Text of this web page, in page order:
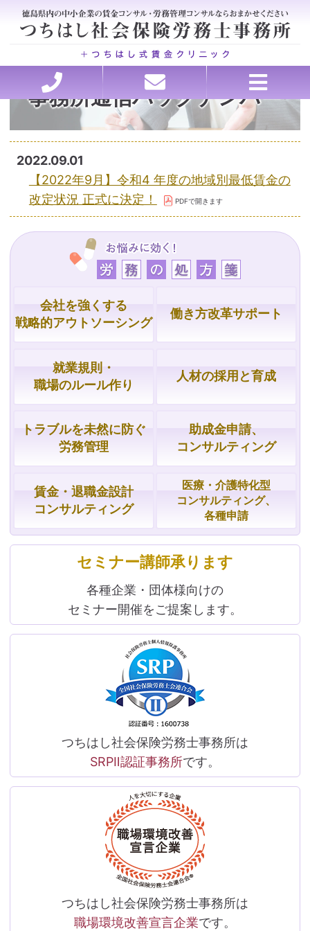
ホーム
労務の処方箋
ごあいさつ
理念・行動指針
お客様の声
事務所概要
アクセス
料金
セミナー講師承ります
お問い合わせ
事務所通信バックナンバー
2022.09.01
【2022年9月】令和4 年度の地域別最低賃金の
改定状況 正式に決定！
会社を強くする
戦略的アウトソーシング
働き方改革サポート
就業規則・
職場のルール作り
人材の採用と育成
トラブルを未然に防ぐ
労務管理
助成金申請、
コンサルティング
賃金・ 退職金設計
コンサルティング
医療・介護特化型
コンサルティング、
各種申請
セミナー講師承ります
各種企業・団体様向けの
セミナー開催をご提案します。
つちはし社会保険労務士事務所は
SRPⅡ認証事務所です。
つちはし社会保険労務士事務所は
職場環境改善宣言企業です。